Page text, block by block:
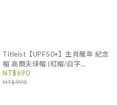
Titleist【UPF50+】生肖龍年 紀念
帽 高爾夫球帽 (紅帽/白字
logo)#20243
NT$690
NT$990